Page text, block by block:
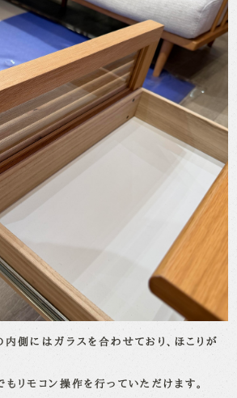
内側にはガラスを合わせており、ほこりが
リモコン操作を行っていただけます。